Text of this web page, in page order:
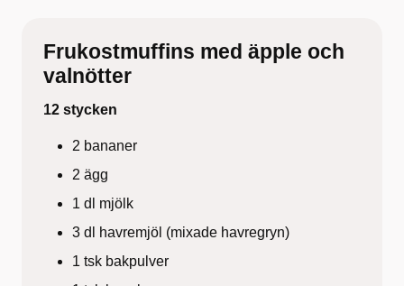
Frukostmuffins med äpple och
valnötter
12 stycken
2 bananer
2 ägg
1 dl mjölk
3 dl havremjöl (mixade havregryn)
1 tsk bakpulver